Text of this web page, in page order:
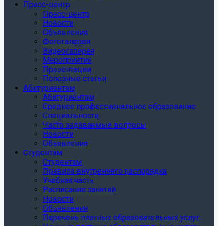
Пресс-центр
Пресс-центр
Новости
Объявления
Фотогалерея
Видеогалерея
Мероприятия
Презентации
Полезные статьи
Абитуриентам
Абитуриентам
Среднее профессиональное образование
Специальности
Часто задаваемые вопросы
Новости
Объявления
Студентам
Студентам
Правила внутреннего распорядка
Учебная часть
Расписание занятий
Новости
Объявления
Перечень платных образовательных услуг